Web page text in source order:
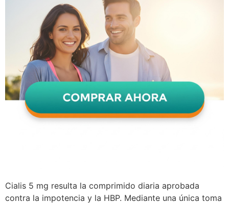
Cialis 5 mg resulta la comprimido diaria aprobada
contra la impotencia y la HBP. Mediante una única toma